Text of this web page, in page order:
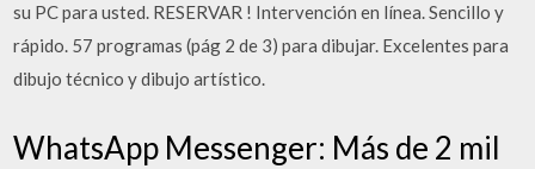
su PC para usted. RESERVAR ! Intervención en línea. Sencillo y
rápido. 57 programas (pág 2 de 3) para dibujar. Excelentes para
dibujo técnico y dibujo artístico.
WhatsApp Messenger: Más de 2 mil